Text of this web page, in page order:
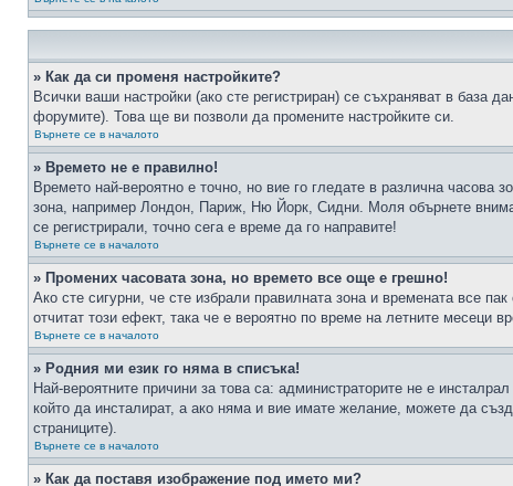
» Как да си променя настройките?
Всички ваши настройки (ако сте регистриран) се съхраняват в база
форумите). Това ще ви позволи да промените настройките си.
Върнете се в началото
» Времето не е правилно!
Времето най-вероятно е точно, но вие го гледате в различна
зона, например Лондон, Париж, Ню Йорк, Сидни. Моля обърнете
се регистрирали, точно сега е време да го направите!
Върнете се в началото
» Промених часовата зона, но времето все още е грешно!
Ако сте сигурни, че сте избрали правилната зона и времената все
отчитат този ефект, така че е вероятно по време на летните месеци
Върнете се в началото
» Родния ми език го няма в списъка!
Най-вероятните причини за това са: администраторите не е
който да инсталират, а ако няма и вие имате желание, можете да
страниците).
Върнете се в началото
» Как да поставя изображение под името ми?